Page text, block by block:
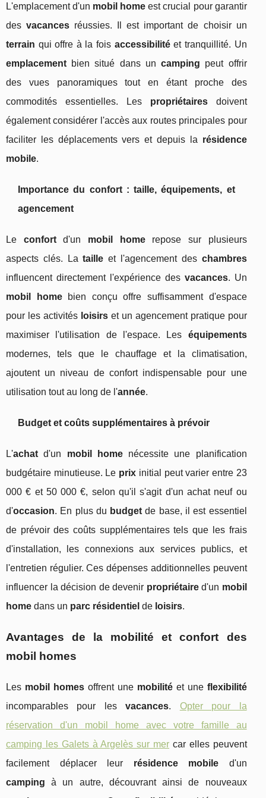
L'emplacement d'un mobil home est crucial pour garantir
desvacances réussies. Il est importantde choisir un
terrain qui offre à la fois accessibilitéet tranquillité. Un
emplacement bien situé dans uncamping peut offrir
des vues panoramiques tout en étant proche des
commodités essentielles. Les propriétairesdoivent
également considérer l'accès aux routes principales pour
faciliter les déplacements vers et depuis la résidence
mobile.
Importance du confort : taille, équipements, et
agencement
Le confortd'un mobil homerepose sur plusieurs
aspects clés. Lataille et l'agencement des chambres
influencent directement l'expérience des vacances. Un
mobil homebien conçu offre suffisamment d'espace
pour les activités loisirset un agencement pratique pour
maximiser l'utilisation de l'espace. Les équipements
modernes, tels que le chauffage et la climatisation,
ajoutent un niveau de confort indispensable pour une
utilisation tout au long de l'année.
Budget et coûts supplémentaires à prévoir
L'achat d'un mobil homenécessite une planification
budgétaire minutieuse. Le prix initial peut varier entre 23
000 € et 50 000 €, selon qu'il s'agit d'un achat neuf ou
d'occasion. En plus du budget de base, il est essentiel
de prévoir des coûts supplémentaires tels que les frais
d'installation, les connexions aux services publics, et
l'entretien régulier. Ces dépenses additionnelles peuvent
influencer la décision de devenir propriétaired'un mobil
home dans un parc résidentiel de loisirs.
Avantages de la mobilité et confort des
mobil homes
Les mobil homesoffrent une mobilitéet une flexibilité
incomparables pour lesvacances. Opter pour la
réservation d'un mobil home avec votre famille au
camping les Galets à Argelès sur mer car elles peuvent
facilement déplacer leur résidence mobile d'un
camping à un autre, découvrant ainsi de nouveaux